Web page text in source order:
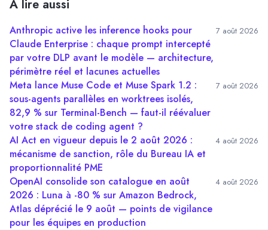
À lire aussi
Anthropic active les inference hooks pour
Claude Enterprise : chaque prompt intercepté
par votre DLP avant le modèle — architecture,
périmètre réel et lacunes actuelles
7 août 2026
Meta lance Muse Code et Muse Spark 1.2 :
sous-agents parallèles en worktrees isolés,
82,9 % sur Terminal-Bench — faut-il réévaluer
votre stack de coding agent ?
7 août 2026
AI Act en vigueur depuis le 2 août 2026 :
mécanisme de sanction, rôle du Bureau IA et
proportionnalité PME
4 août 2026
OpenAI consolide son catalogue en août
2026 : Luna à -80 % sur Amazon Bedrock,
Atlas déprécié le 9 août — points de vigilance
pour les équipes en production
4 août 2026